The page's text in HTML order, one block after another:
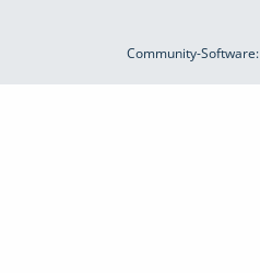
Community-Software: